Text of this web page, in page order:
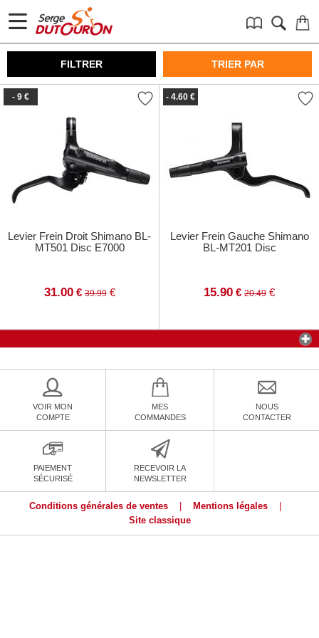
FILTRER TRIER PAR
- 9 €
Levier Frein Droit Shimano BL-
MT501 Disc E7000
31.00 € 39.99€
- 4.60 €
Levier Frein Gauche Shimano
BL-MT201 Disc
15.90 € 20.49 €
VOIR MON
COMPTE
MES
COMMANDES
NOUS
CONTACTER
PAIEMENT
SÉCURISÉ
RECEVOIR LA
NEWSLETTER
Conditions générales de ventes Mentions légales
Site classique